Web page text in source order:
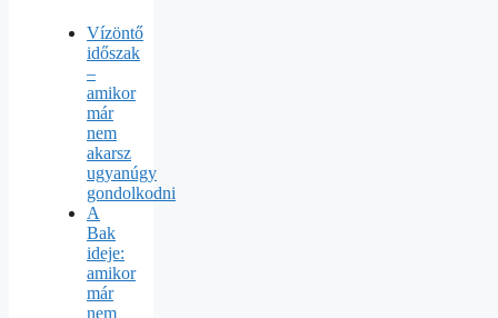
Vízöntő
időszak
–
amikor
már
nem
akarsz
ugyanúgy
gondolkodni
A
Bak
ideje:
amikor
már
nem